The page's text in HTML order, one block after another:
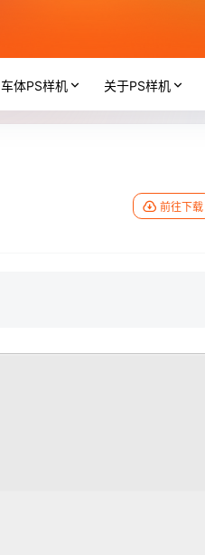
车体PS样机 关于PS样机
前往下载